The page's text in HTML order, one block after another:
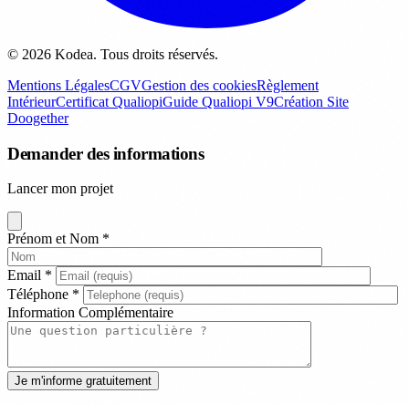
© 2026 Kodea. Tous droits réservés.
Mentions LégalesCGVGestion des cookiesRèglement
IntérieurCertificat QualiopiGuide Qualiopi V9Création Site
Doogether
Demander des informations
Lancer mon projet
Prénom et Nom *
Email *
Téléphone *
Information Complémentaire